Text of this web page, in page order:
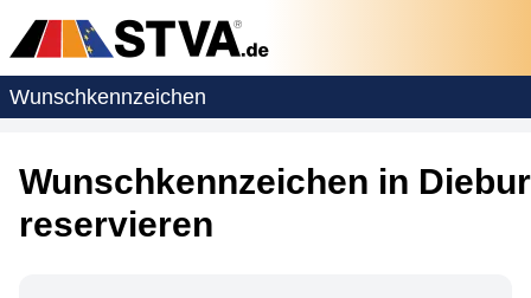
Wunschkennzeichen
Wunschkennzeichen in
reservieren